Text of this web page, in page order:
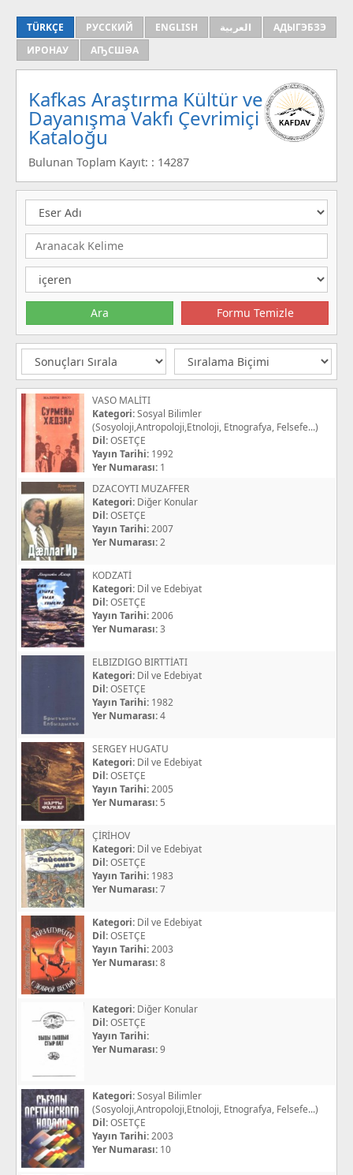
TÜRKÇE РУССКИЙ ENGLISH العربية
АДЫГЭБЗЭ
ИРОНАУ
АҦСШӘА
Kafkas Araştırma Kültür ve
Dayanışma Vakfı Çevrimiçi
Kataloğu
Bulunan Toplam Kayıt: : 14287
VASO MALİTI
Kategori:Sosyal Bilimler
(Sosyoloji,Antropoloji,Etnoloji, Etnografya, Felsefe...)
Dil:OSETÇE
Yayın Tarihi: 1992
Yer Numarası: 1
DZACOYTI MUZAFFER
Kategori: Diğer Konular
Dil:OSETÇE
Yayın Tarihi:2007
Yer Numarası:2
KODZATİ
Kategori: Dil ve Edebiyat
Dil:OSETÇE
Yayın Tarihi:2006
Yer Numarası:3
ELBIZDIGO BIRTTİATI
Kategori: Dil ve Edebiyat
Dil:OSETÇE
Yayın Tarihi: 1982
Yer Numarası:4
SERGEY HUGATU
Kategori: Dil ve Edebiyat
Dil:OSETÇE
Yayın Tarihi:2005
Yer Numarası: 5
ÇİRİHOV
Kategori: Dil ve Edebiyat
Dil:OSETÇE
Yayın Tarihi: 1983
Yer Numarası:7
Kategori: Dil ve Edebiyat
Dil:OSETÇE
Yayın Tarihi:2003
Yer Numarası:8
Kategori: Diğer Konular
Dil:OSETÇE
Yayın Tarihi:
Yer Numarası:9
Kategori:Sosyal Bilimler
(Sosyoloji,Antropoloji,Etnoloji, Etnografya, Felsefe...)
Dil:OSETÇE
Yayın Tarihi:2003
Yer Numarası: 10